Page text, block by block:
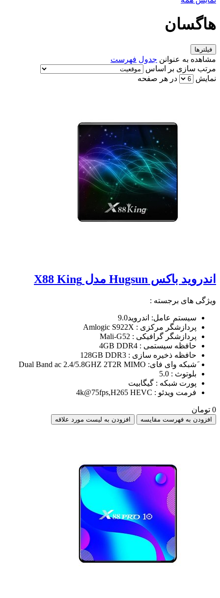
هاگسان
فیلترها
مشاهده به عنوانن جدول فهرست
مرتب سازی بر اساس
نمایش
در هر صفحه
اندروید باکس Hugsun مدل X88 King
ویژگی های برجسته :
سیستم عامل: اندروید9.0
پردازشگر مرکزی : Amlogic S922X
پردازشگر گرافیکی : Mali-G52
حافظه سیستمی : 4GB DDR4
حافظه ذخیره سازی : 128GB DDR3
َشبکه وای فای: Dual Band ac 2.4/5.8GHZ 2T2R MIMO
بلوتوث : 5.0
پورت شبکه : گیگابیت
فرمت ویدئو : 4k@75fps,H265 HEVC
0 تومان
افزودن به فهرست مقایسه افزودن به لیست مورد علاقه